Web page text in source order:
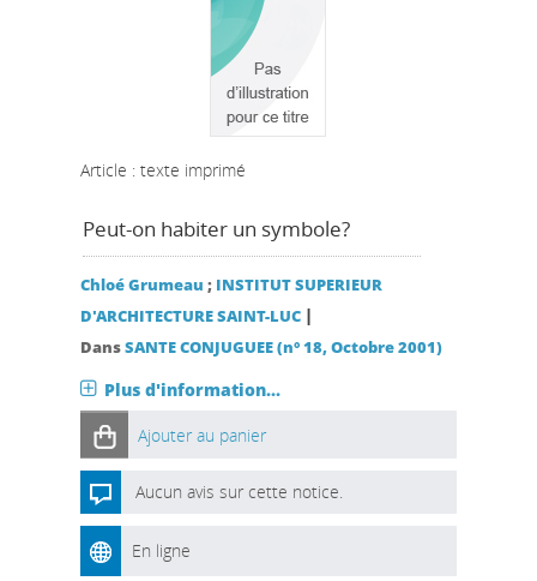
Article : texte imprimé
Peut-on habiter un symbole?
Chloé Grumeau ; INSTITUT SUPERIEUR
D'ARCHITECTURE SAINT-LUC |
DansSANTE CONJUGUEE (n° 18, Octobre 2001)
Plus d'information...
Ajouter au panier
Aucun avis sur cette notice.
En ligne